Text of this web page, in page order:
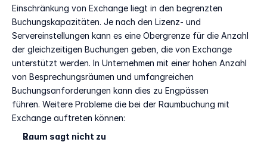
Einschränkung von Exchange liegt in den begrenzten
Buchungskapazitäten. Je nach den Lizenz- und
Servereinstellungen kann es eine Obergrenze für die Anzahl
der gleichzeitigen Buchungen geben, die von Exchange
unterstützt werden. In Unternehmen mit einer hohen Anzahl
von Besprechungsräumen und umfangreichen
Buchungsanforderungen kann dies zu Engpässen
führen. Weitere Probleme die bei der Raumbuchung mit
Exchange auftreten können:
Raum sagt nicht zu